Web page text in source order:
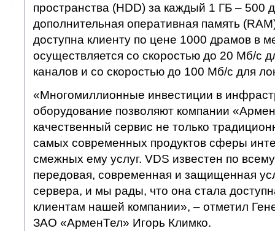
пространства (HDD) за каждый 1 ГБ – 500
дополнительная оперативная память
доступна клиенту по цене 1000 драмов в
осуществляется со скоростью до 20 Мб/с
каналов и со скоростью до 100 Мб/с для
«Многомиллионные инвестиции в
оборудование позволяют компании
качественный сервис не только
самых современных продуктов сферы
смежных ему услуг. VDS известен по
передовая, современная и защищенная
сервера, и мы рады, что она стала
клиентам нашей компании», – отметил
ЗАО «АрменТел» Игорь Климко.